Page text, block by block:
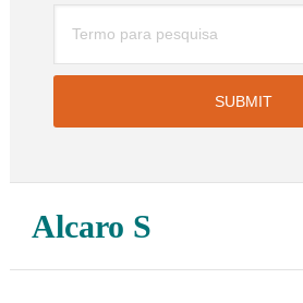
Alcaro S